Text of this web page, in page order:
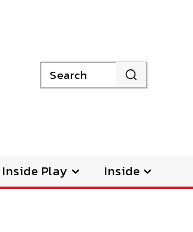
Search
Inside Play Inside